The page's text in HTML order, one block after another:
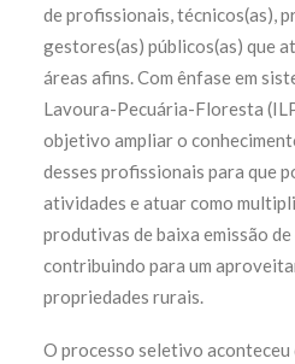
de profissionais, técnicos(as),
gestores(as) públicos(as) que
áreas afins. Com ênfase em
Lavoura-Pecuária-Floresta
objetivo ampliar o
desses profissionais para que
atividades e atuar como
produtivas de baixa emissão
contribuindo para um
propriedades rurais.
O processo seletivo